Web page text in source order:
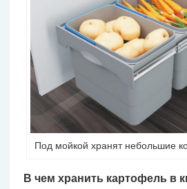
Под мойкой хранят небольшие
В чем хранить картофель в